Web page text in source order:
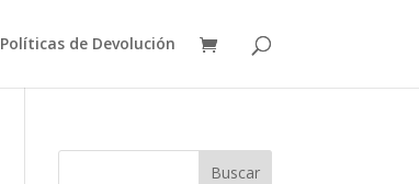
Políticas de Devolución
Buscar